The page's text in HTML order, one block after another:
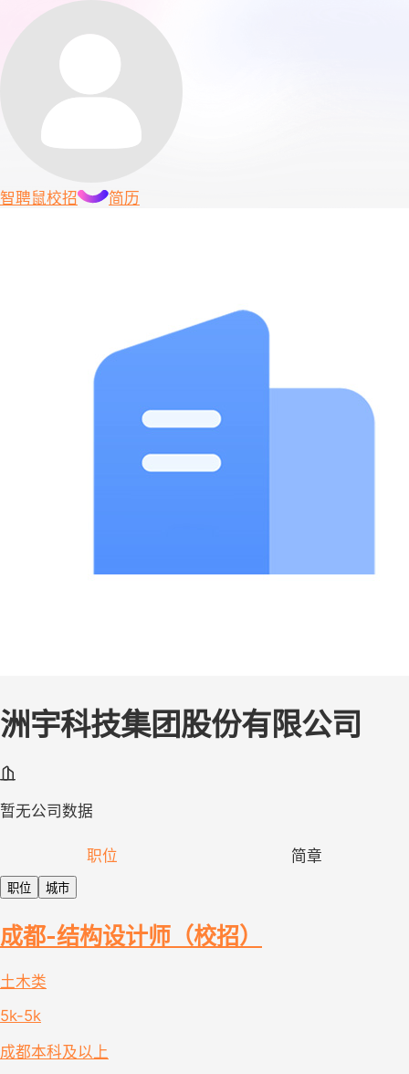
智聘鼠校招 简历
洲宇科技集团股份有限公司
暂无公司数据
职位 简章
职位 城市
成都-结构设计师（校招）
土木类
5k-5k
成都本科及以上